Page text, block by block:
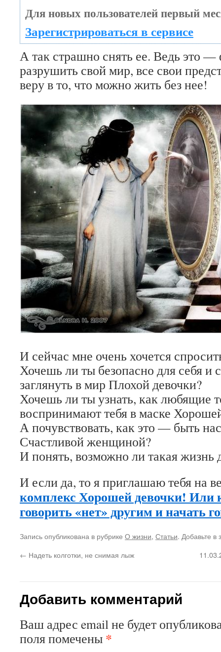
Для новых пользователей первый
Зарегистрироваться в сервисе
А так страшно снять ее. Ведь это —
разрушить свой мир, все свои
веру в то, что можно жить без нее!
И сейчас мне очень хочется
Хочешь ли ты безопасно для себя и
заглянуть в мир Плохой девочки?
Хочешь ли ты узнать, как любящие
воспринимают тебя в маске
А почувствовать, как это — быть
Счастливой женщиной?
И понять, возможно ли такая жизнь
И если да, то я приглашаю тебя на
комплекс Хорошей девочки! Или
говорить «нет» другим и начать
Запись опубликована в рубрике О жизни, Статьи. Добавьте в
← Надеть колготки, не снимая лыж
Добавить комментарий
Ваш адрес email не будет
поля помечены *